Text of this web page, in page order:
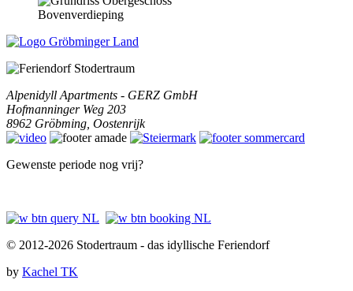
Bovenverdieping
Alpenidyll Apartments - GERZ GmbH
Hofmanninger Weg 203
8962 Gröbming Oostenrijk
Gewenste periode nog vrij?
© 2012-2026 Stodertraum - das idyllische Feriendorf
by Kachel TK